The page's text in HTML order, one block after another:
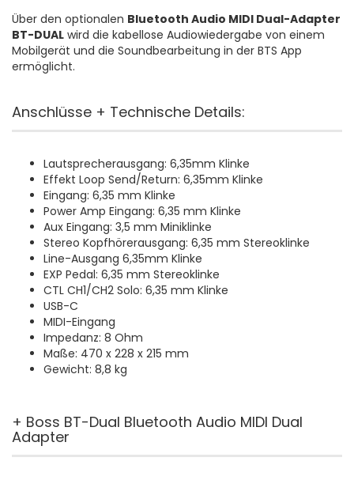
Über den optionalen Bluetooth Audio MIDI Dual-Adapter
BT-DUAL wird die kabellose Audiowiedergabe von einem
Mobilgerät und die Soundbearbeitung in der BTS App
ermöglicht.
Anschlüsse + Technische Details:
Lautsprecherausgang: 6,35mm Klinke
Effekt Loop Send/Return: 6,35mm Klinke
Eingang: 6,35 mm Klinke
Power Amp Eingang: 6,35 mm Klinke
Aux Eingang: 3,5 mm Miniklinke
Stereo Kopfhörerausgang: 6,35 mm Stereoklinke
Line-Ausgang 6,35mm Klinke
EXP Pedal: 6,35 mm Stereoklinke
CTL CH1/CH2 Solo: 6,35 mm Klinke
USB-C
MIDI-Eingang
Impedanz: 8 Ohm
Maße: 470 x 228 x 215 mm
Gewicht: 8,8 kg
+ Boss BT-Dual Bluetooth Audio MIDI Dual
Adapter